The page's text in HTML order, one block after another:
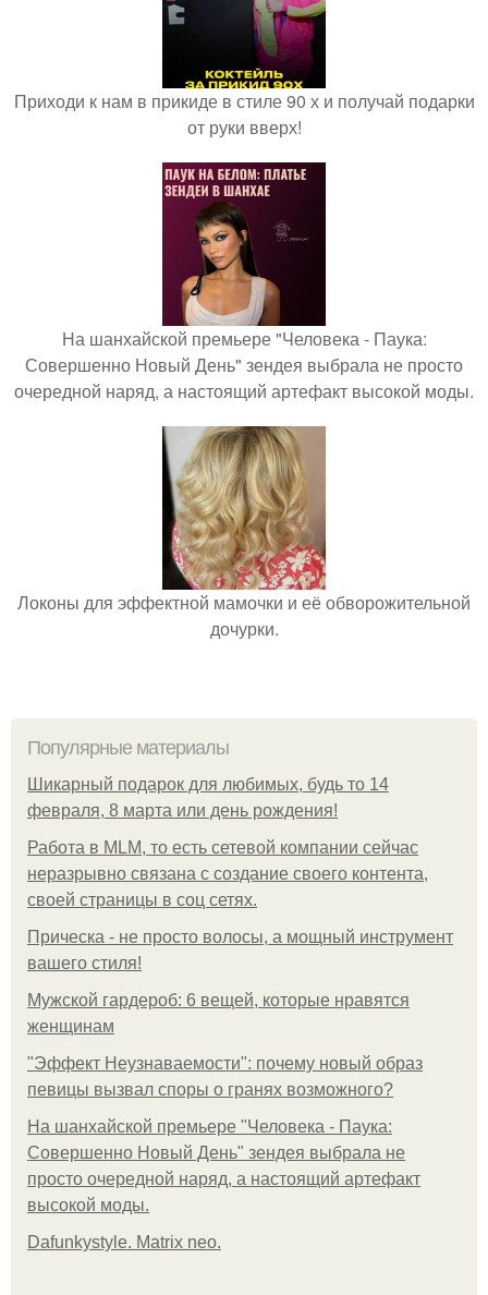
Приходи к нам в прикиде в стиле 90 х и получай подарки
от руки вверх!
На шанхайской премьере "Человека - Паука:
Совершенно Новый День" зендея выбрала не просто
очередной наряд, а настоящий артефакт высокой моды.
Локоны для эффектной мамочки и её обворожительной
дочурки.
Популярные материалы
Шикарный подарок для любимых, будь то 14
февраля, 8 марта или день рождения!
Работа в MLM, то есть сетевой компании сейчас
неразрывно связана с создание своего контента,
своей страницы в соц сетях.
Прическа - не просто волосы, а мощный инструмент
вашего стиля!
Мужской гардероб: 6 вещей, которые нравятся
женщинам
"Эффект Неузнаваемости": почему новый образ
певицы вызвал споры о гранях возможного?
На шанхайской премьере "Человека - Паука:
Совершенно Новый День" зендея выбрала не
просто очередной наряд, а настоящий артефакт
высокой моды.
Dafunkystyle. Matrix neo.